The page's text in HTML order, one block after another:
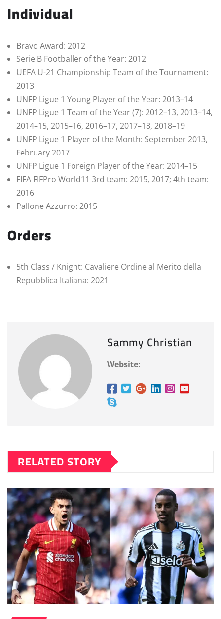
Individual
Bravo Award: 2012
Serie B Footballer of the Year: 2012
UEFA U-21 Championship Team of the Tournament:
2013
UNFP Ligue 1 Young Player of the Year: 2013–14
UNFP Ligue 1 Team of the Year (7): 2012–13, 2013–14,
2014–15, 2015–16, 2016–17, 2017–18, 2018–19
UNFP Ligue 1 Player of the Month: September 2013,
February 2017
UNFP Ligue 1 Foreign Player of the Year: 2014–15
FIFA FIFPro World11 3rd team: 2015, 2017; 4th team:
2016
Pallone Azzurro: 2015
Orders
5th Class / Knight: Cavaliere Ordine al Merito della
Repubblica Italiana: 2021
Sammy Christian
Website:
RELATED STORY